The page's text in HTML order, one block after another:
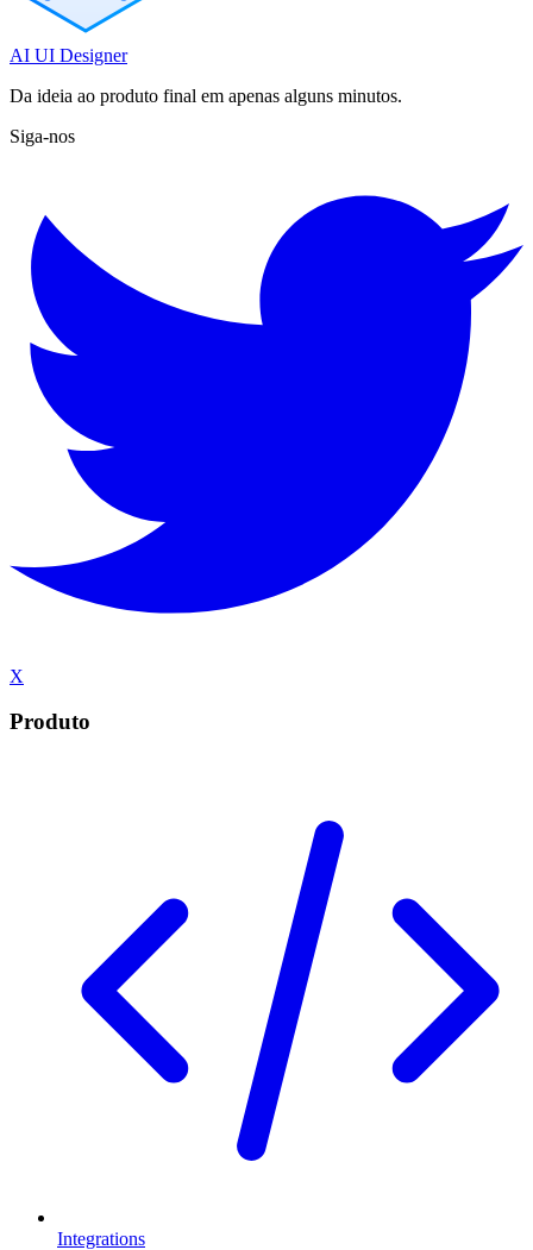
AI UI Designer
Da ideia ao produto final em apenas alguns minutos.
Siga-nos
X
Produto
Integrations